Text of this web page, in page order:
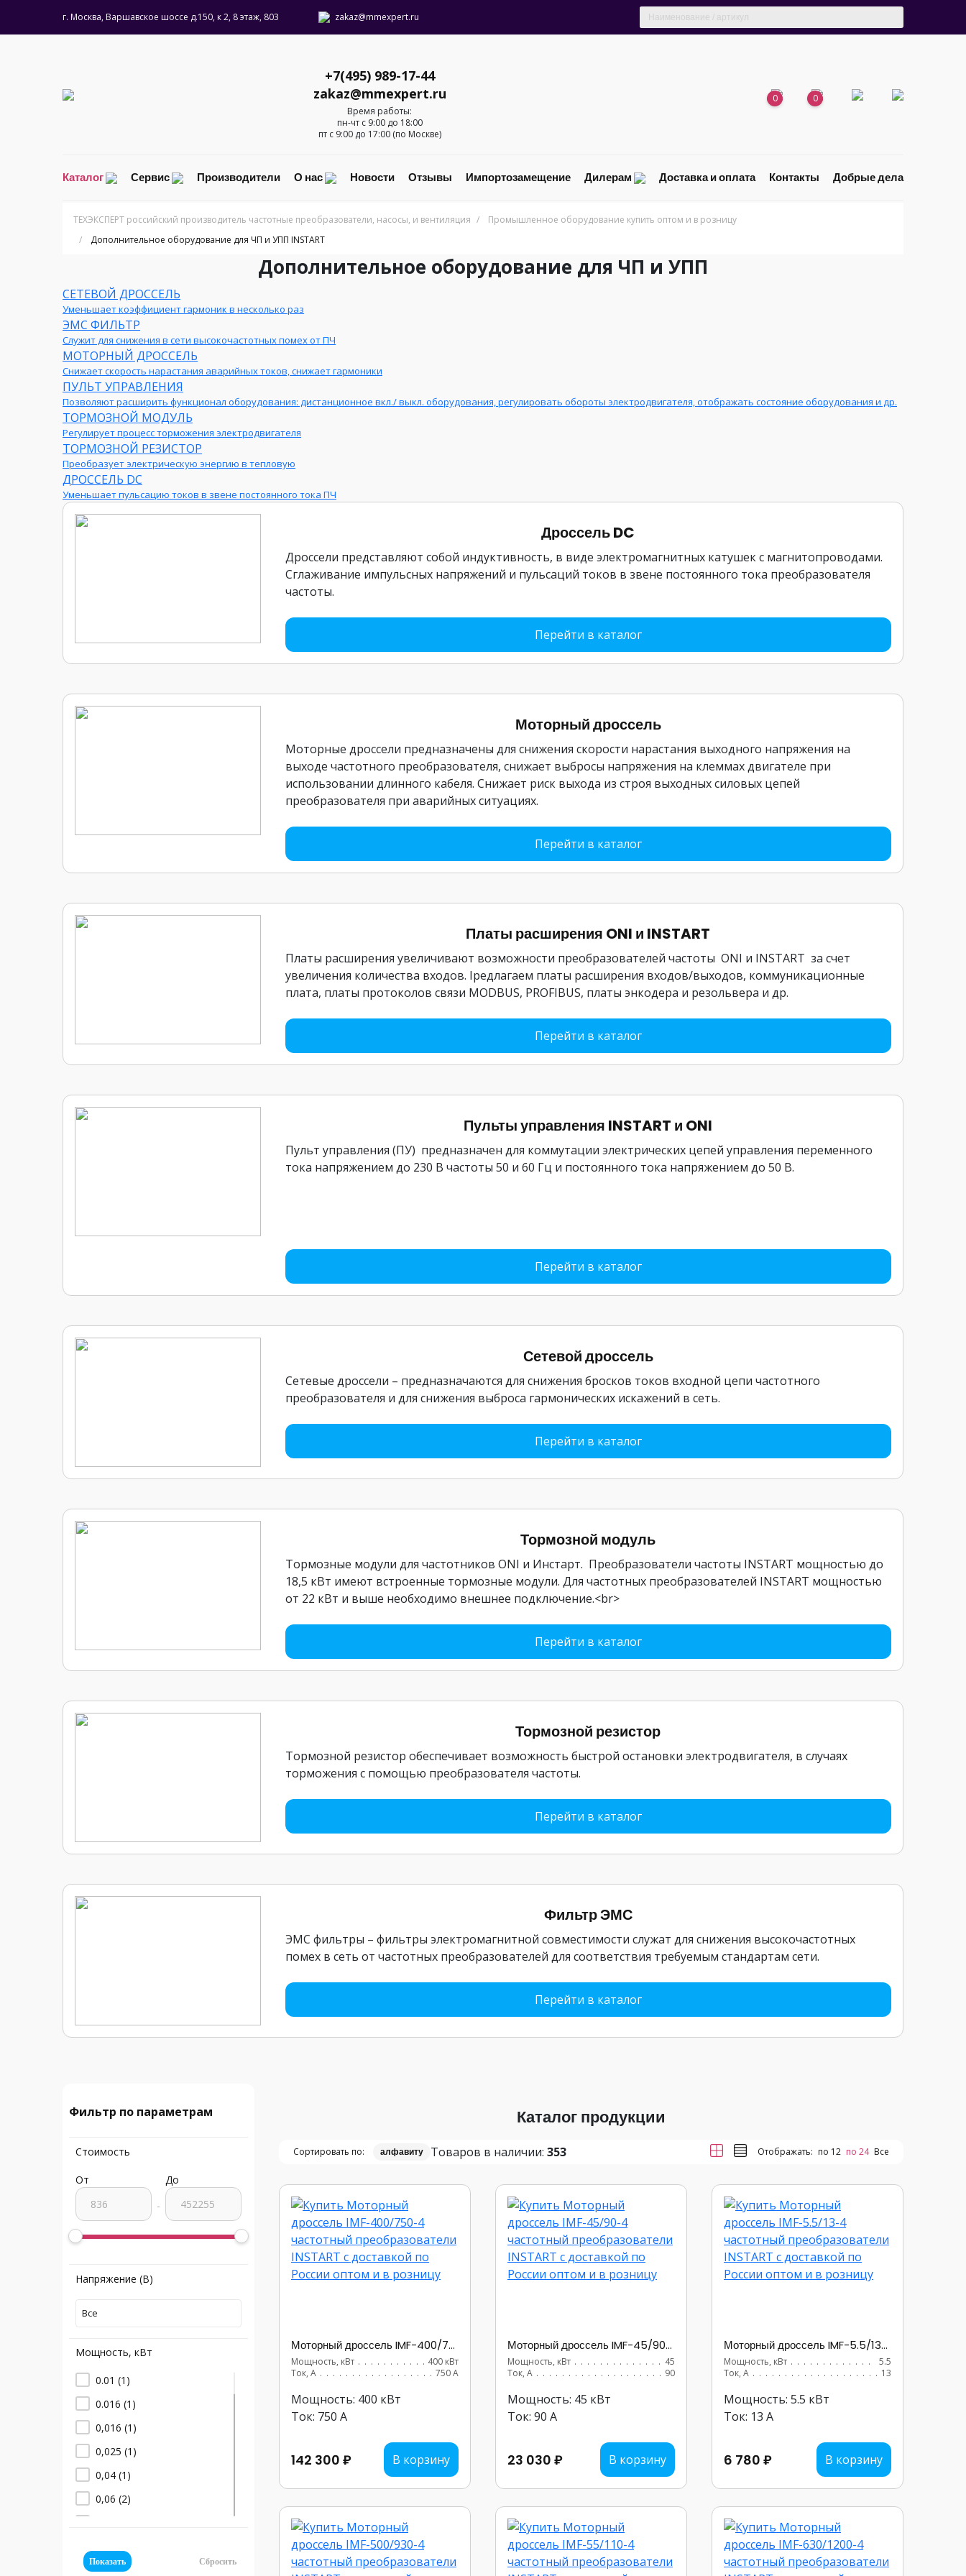
г. Москва, Варшавское шоссе д.150, к 2, 8 этаж, 803 zakaz@mmexpert.ru
+7(495) 989-17-44
zakaz@mmexpert.ru
Время работы:
пн-чт с 9:00 до 18:00
пт с 9:00 до 17:00 (по Москве)
0 0
Каталог Сервис Производители О нас Новости Отзывы Импортозамещение Дилерам Доставка и оплата Контакты Добрые дела
ТЕХЭКСПЕРТ российский производитель частотные преобразователи, насосы, и вентиляция /
Промышленное оборудование купить оптом и в розницу
/
Дополнительное оборудование для ЧП и УПП INSTART
Дополнительное оборудование для ЧП и УПП
СЕТЕВОЙ ДРОССЕЛЬ
Уменьшает коэффициент гармоник в несколько раз
ЭМС ФИЛЬТР
Служит для снижения в сети высокочастотных помех от ПЧ
МОТОРНЫЙ ДРОССЕЛЬ
Снижает скорость нарастания аварийных токов, снижает гармоники
ПУЛЬТ УПРАВЛЕНИЯ
Позволяют расширить функционал оборудования: дистанционное вкл./ выкл. оборудования, регулировать обороты электродвигателя, отображать состояние оборудования и др.
ТОРМОЗНОЙ МОДУЛЬ
Регулирует процесс торможения электродвигателя
ТОРМОЗНОЙ РЕЗИСТОР
Преобразует электрическую энергию в тепловую
ДРОССЕЛЬ DC
Уменьшает пульсацию токов в звене постоянного тока ПЧ
Дроссель DC
Дроссели представляют собой индуктивность, в виде электромагнитных катушек с магнитопроводами.
Сглаживание импульсных напряжений и пульсаций токов в звене постоянного тока преобразователя
частоты.
Перейти в каталог
Моторный дроссель
Моторные дроссели предназначены для снижения скорости нарастания выходного напряжения на
выходе частотного преобразователя, снижает выбросы напряжения на клеммах двигателе при
использовании длинного кабеля. Снижает риск выхода из строя выходных силовых цепей
преобразователя при аварийных ситуациях.
Перейти в каталог
Платы расширения ONI и INSTART
Платы расширения увеличивают возможности преобразователей частоты ONI и INSTART за счет
увеличения количества входов. Iредлагаем платы расширения входов/выходов, коммуникационные
плата, платы протоколов связи MODBUS, PROFIBUS, платы энкодера и резольвера и др.
Перейти в каталог
Пульты управления INSTART и ONI
Пульт управления (ПУ) предназначен для коммутации электрических цепей управления переменного
тока напряжением до 230 В частоты 50 и 60 Гц и постоянного тока напряжением до 50 В.
Перейти в каталог
Сетевой дроссель
Сетевые дроссели – предназначаются для снижения бросков токов входной цепи частотного
преобразователя и для снижения выброса гармонических искажений в сеть.
Перейти в каталог
Тормозной модуль
Тормозные модули для частотников ONI и Инстарт. Преобразователи частоты INSTART мощностью до
18,5 кВт имеют встроенные тормозные модули. Для частотных преобразователей INSTART мощностью
от 22 кВт и выше необходимо внешнее подключение.<br>
Перейти в каталог
Тормозной резистор
Тормозной резистор обеспечивает возможность быстрой остановки электродвигателя, в случаях
торможения с помощью преобразователя частоты.
Перейти в каталог
Фильтр ЭМС
ЭМС фильтры – фильтры электромагнитной совместимости служат для снижения высокочастотных
помех в сеть от частотных преобразователей для соответствия требуемым стандартам сети.
Перейти в каталог
Фильтр по параметрам
Стоимость
От
-
До
Напряжение (В)
Все
Мощность, кВт
0.01 (1)
0.016 (1)
0,016 (1)
0,025 (1)
0,04 (1)
0,06 (2)
0,4-5,5(2)
Показать Сбросить
Каталог продукции
Сортировать по: алфавиту Товаров в наличии: 353 Отображать: по 12 по 24 Все
Моторный дроссель IMF-400/750-4
Мощность, кВт ...............................
400 кВт
Ток, А ...............................
750 А
Мощность: 400 кВт
Ток: 750 А
142 300 ₽ В корзину
Моторный дроссель IMF-45/90-4
Мощность, кВт ...............................
45
Ток, А ...............................
90
Мощность: 45 кВт
Ток: 90 А
23 030 ₽ В корзину
Моторный дроссель IMF-5.5/13-4
Мощность, кВт
5.5
Ток, А ...............................
13
Мощность: 5.5 кВт
Ток: 13 А
6 780 ₽ В корзину